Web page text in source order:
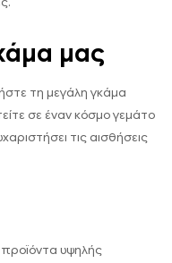
μας
τη μεγάλη γκάμα
σε έναν κόσμο γεμάτο
τις αισθήσεις
υψηλής